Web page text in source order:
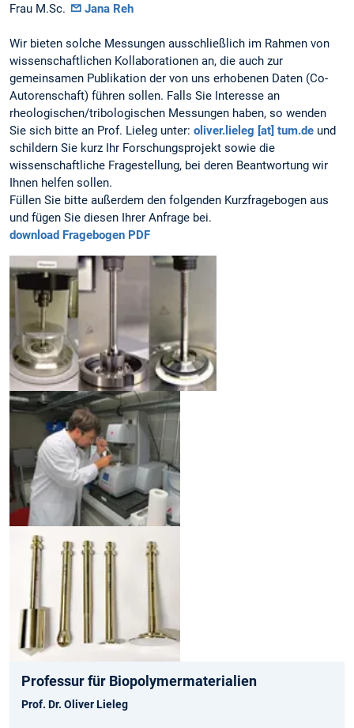
Frau M.Sc.
Jana Reh
Wir bieten solche Messungen ausschließlich im Rahmen von
wissenschaftlichen Kollaborationen an, die auch zur
gemeinsamen Publikation der von uns erhobenen Daten (Co-
Autorenschaft) führen sollen. Falls Sie Interesse an
rheologischen/tribologischen Messungen haben, so wenden
Sie sich bitte an Prof. Lieleg unter: oliver.lieleg [at] tum.de und
schildern Sie kurz Ihr Forschungsprojekt sowie die
wissenschaftliche Fragestellung, bei deren Beantwortung wir
Ihnen helfen sollen.
Füllen Sie bitte außerdem den folgenden Kurzfragebogen aus
und fügen Sie diesen Ihrer Anfrage bei.
download Fragebogen PDF
Professur für Biopolymermaterialien
Prof. Dr. Oliver Lieleg